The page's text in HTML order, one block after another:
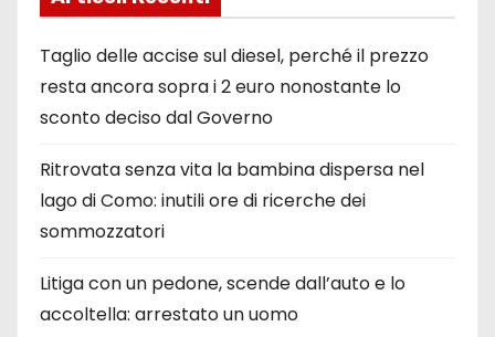
Taglio delle accise sul diesel, perché il prezzo
resta ancora sopra i 2 euro nonostante lo
sconto deciso dal Governo
Ritrovata senza vita la bambina dispersa nel
lago di Como: inutili ore di ricerche dei
sommozzatori
Litiga con un pedone, scende dall’auto e lo
accoltella: arrestato un uomo